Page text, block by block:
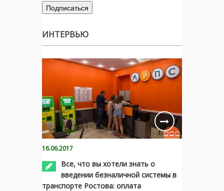
ИНТЕРВЬЮ
16.06.2017
Все, что вы хотели знать о
введении безналичной системы в
транспорте Ростова: оплата